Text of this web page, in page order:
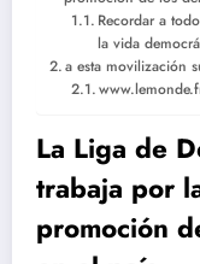
Recordar a
la vida
a esta movilización
La Liga de
trabaja por
promoción